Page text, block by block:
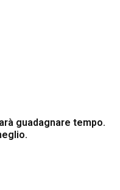
guadagnare tempo.